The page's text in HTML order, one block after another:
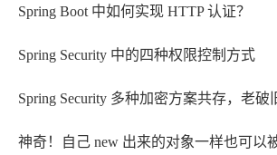
Spring Boot 中如何实现 HTTP 认证？
Spring Security 中的四种权限控制方式
Spring Security 多种加密方案共存，老破
神奇！自己 new 出来的对象一样也可以